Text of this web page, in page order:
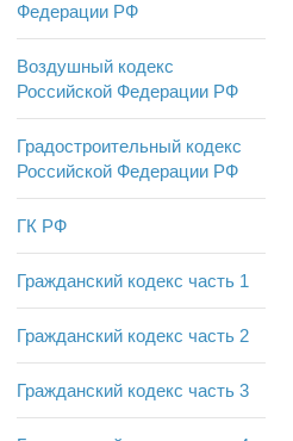
Федерации РФ
Воздушный кодекс
Российской Федерации РФ
Градостроительный кодекс
Российской Федерации РФ
ГК РФ
Гражданский кодекс часть 1
Гражданский кодекс часть 2
Гражданский кодекс часть 3